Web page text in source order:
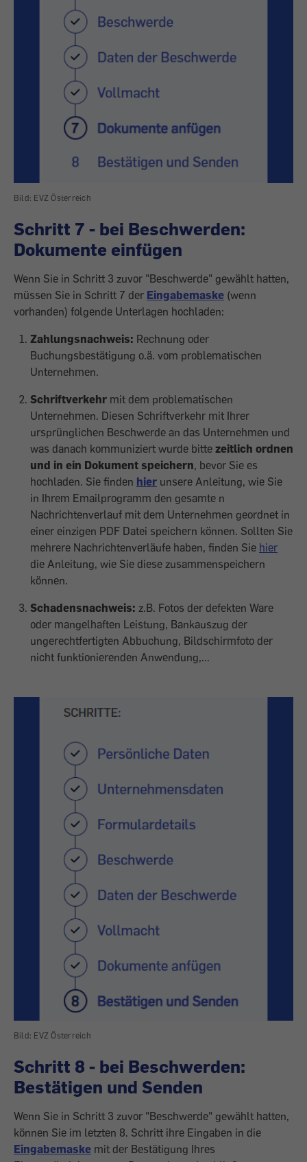
Bild: EVZ Österreich
Schritt 7 - bei Beschwerden:
Dokumente einfügen
Wenn Sie in Schritt 3 zuvor "Beschwerde" gewählt hatten,
müssen Sie in Schritt 7 der Eingabemaske (wenn
vorhanden) folgende Unterlagen hochladen:
Zahlungsnachweis: Rechnung oder
Buchungsbestätigung o.ä. vom problematischen
Unternehmen.
Schriftverkehr mit dem problematischen
Unternehmen. Diesen Schriftverkehr mit Ihrer
ursprünglichen Beschwerde an das Unternehmen und
was danach kommuniziert wurde bitte zeitlich ordnen
und in ein Dokument speichern, bevor Sie es
hochladen. Sie finden hier unsere Anleitung, wie Sie
in Ihrem Emailprogramm den gesamte n
Nachrichtenverlauf mit dem Unternehmen geordnet in
einer einzigen PDF Datei speichern können. Sollten Sie
mehrere Nachrichtenverläufe haben, finden Sie hier
die Anleitung, wie Sie diese zusammenspeichern
können.
Schadensnachweis: z.B. Fotos der defekten Ware
oder mangelhaften Leistung, Bankauszug der
ungerechtfertigten Abbuchung, Bildschirmfoto der
nicht funktionierenden Anwendung,...
Bild: EVZ Österreich
Schritt 8 - bei Beschwerden:
Bestätigen und Senden
Wenn Sie in Schritt 3 zuvor "Beschwerde" gewählt hatten,
können Sie im letzten 8. Schritt ihre Eingaben in die
Eingabemaske mit der Bestätigung Ihres